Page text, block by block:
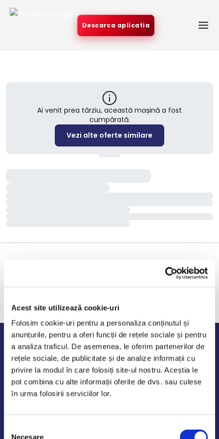
Acest site utilizează cookie-uri
Folosim cookie-uri pentru a personaliza conținutul și
anunțurile, pentru a oferi funcții de rețele sociale și pentru
a analiza traficul. De asemenea, le oferim partenerilor de
rețele sociale, de publicitate și de analize informații cu
privire la modul în care folosiți site-ul nostru. Aceștia le
pot combina cu alte informații oferite de dvs. sau culese
în urma folosirii serviciilor lor.
Necesare
Descarca aplicatia
Ai venit prea târziu, această mașină a fost
cumpărată.
Vezi alte oferte similare
Program de lucru
Luni - Vineri: 09:00-18:00
Sambata - Duminica: 10:00-14:00